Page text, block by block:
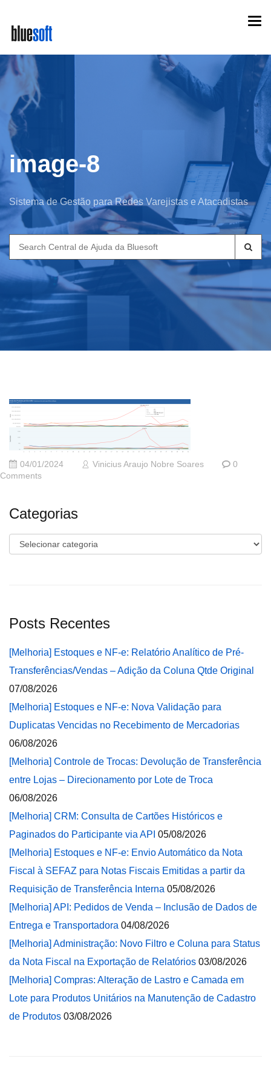
main
content
image-8
Sistema de Gestão para Redes Varejistas e Atacadistas
Search
for:
04/01/2024 Vinicius Araujo Nobre Soares
0
Comments
Categorias
Categorias
Posts Recentes
[Melhoria] Estoques e NF-e: Relatório Analítico de Pré-
Transferências/Vendas – Adição da Coluna Qtde Original
07/08/2026
[Melhoria] Estoques e NF-e: Nova Validação para
Duplicatas Vencidas no Recebimento de Mercadorias
06/08/2026
[Melhoria] Controle de Trocas: Devolução de Transferência
entre Lojas – Direcionamento por Lote de Troca
06/08/2026
[Melhoria] CRM: Consulta de Cartões Históricos e
Paginados do Participante via API 05/08/2026
[Melhoria] Estoques e NF-e: Envio Automático da Nota
Fiscal à SEFAZ para Notas Fiscais Emitidas a partir da
Requisição de Transferência Interna 05/08/2026
[Melhoria] API: Pedidos de Venda – Inclusão de Dados de
Entrega e Transportadora 04/08/2026
[Melhoria] Administração: Novo Filtro e Coluna para Status
da Nota Fiscal na Exportação de Relatórios 03/08/2026
[Melhoria] Compras: Alteração de Lastro e Camada em
Lote para Produtos Unitários na Manutenção de Cadastro
de Produtos 03/08/2026